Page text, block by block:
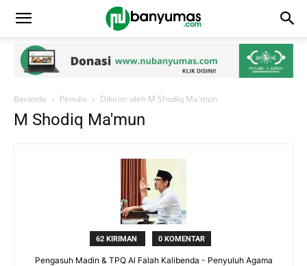
Beranda Penulis Dikirim oleh M Shodiq Ma'mun
M Shodiq Ma'mun
62 KIRIMAN 0 KOMENTAR
Pengasuh Madin & TPQ Al Falah Kalibenda - Penyuluh Agama